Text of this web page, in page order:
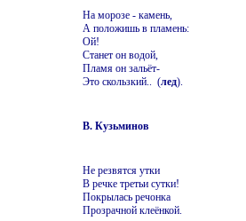
На морозе - камень,
А положишь в пламень:
Ой!
Станет он водой,
Пламя он зальёт-
Это скользкий.. (лед).
В. Кузьминов
Не резвятся утки
В речке третьи сутки!
Покрылась речонка
Прозрачной клеёнкой.